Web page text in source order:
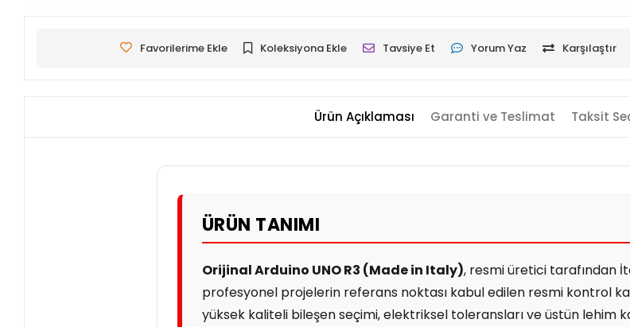
Favorilerime Ekle Koleksiyona Ekle Tavsiye Et Yorum Yaz Karşılaştır
Ürün Açıklaması Garanti ve Teslimat Taksit
ÜRÜN TANIMI
Orijinal Arduino UNO R3 (Made in Italy), resmi üretici tarafından
profesyonel projelerin referans noktası kabul edilen resmi kontrol
yüksek kaliteli bileşen seçimi, elektriksel toleransları ve üstün lehim